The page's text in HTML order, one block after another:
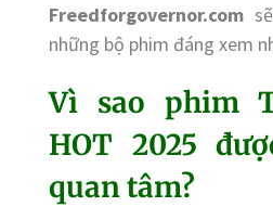
Freedforgovernor.com
những bộ phim đáng xem
Vì sao phim
HOT 2025
quan tâm?